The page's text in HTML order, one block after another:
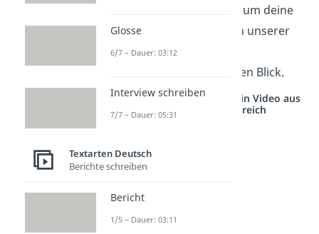
verwenden, um deine
Leser zu überzeugen. In unserer
Übersichtsiehst du alle
Argumenttypen auf einen Blick.
Studyflix vernetzt: Hier ein Video aus
einem anderen Bereich
Glosse
6/7 – Dauer: 03:12
Interview schreiben
7/7 – Dauer: 05:31
Textarten Deutsch
Berichte schreiben
Bericht
1/5 – Dauer: 03:11